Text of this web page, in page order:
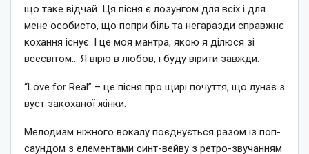
що таке відчай. Ця пісня є лозунгом для всіх і для
мене особисто, що попри біль та негаразди справжнє
кохання існує. І це моя мантра, якою я ділюся зі
всесвітом… Я вірю в любов, і буду вірити завжди.
“Love for Real” – це пісня про щирі почуття, що лунає з
вуст закоханої жінки.
Мелодизм ніжного вокалу поєднується разом із поп-
саундом з елементами синт-вейву з ретро-звучанням